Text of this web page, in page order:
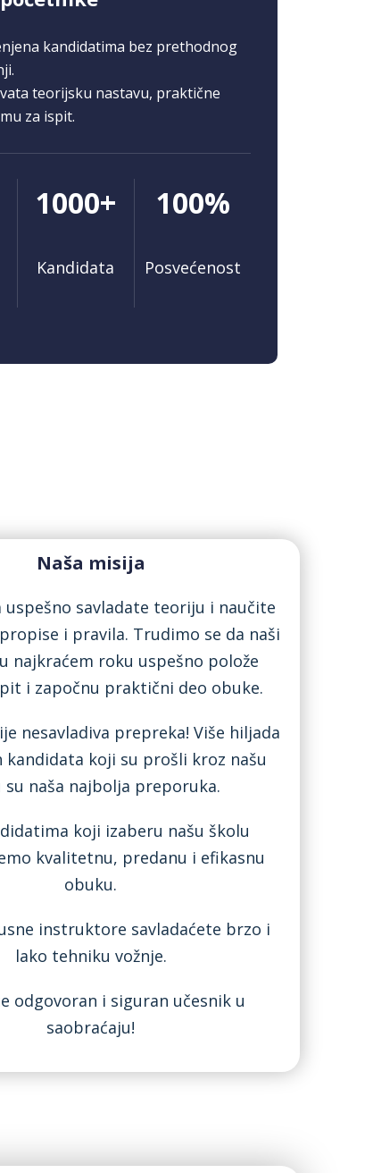
kandidatima bez prethodnog
teorijsku nastavu, praktične
za ispit.
1000+
Kandidata
100%
Posvećenost
Naša misija
uspešno savladate teoriju i naučite
i pravila. Trudimo se da naši
najkraćem roku uspešno polože
i započnu praktični deo obuke.
nesavladiva prepreka! Više hiljada
kandidata koji su prošli kroz našu
su naša najbolja preporuka.
koji izaberu našu školu
kvalitetnu, predanu i efikasnu
obuku.
instruktore savladaćete brzo i
lako tehniku vožnje.
odgovoran i siguran učesnik u
saobraćaju!